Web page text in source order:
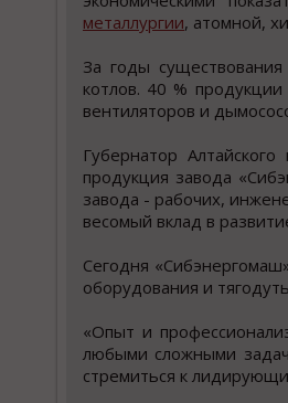
металлургии, атомной,
За годы
котлов. 40 %
вентиляторов и
Губернатор
продукция завода
завода - рабочих,
весомый вклад в
Сегодня
оборудования и
«Опыт и
любыми сложными
стремиться к